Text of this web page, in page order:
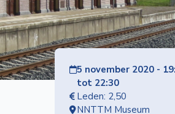
5 november 2020 -
tot 22:30
Leden: 2,50
NNTTM Museum